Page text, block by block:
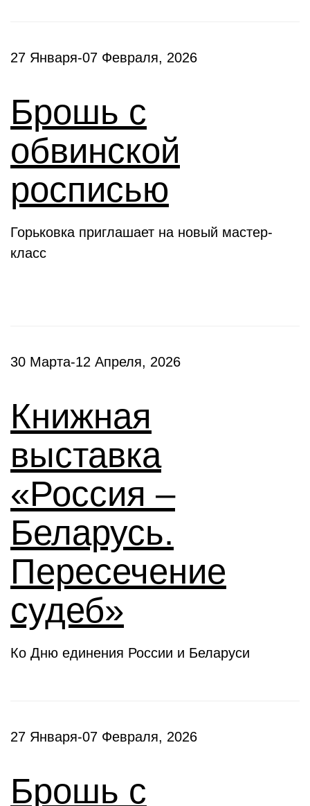
27 Января-07 Февраля, 2026
Брошь с
обвинской
росписью
Горьковка приглашает на новый мастер-
класс
30 Марта-12 Апреля, 2026
Книжная
выставка
«Россия –
Беларусь.
Пересечение
судеб»
Ко Дню единения России и Беларуси
27 Января-07 Февраля, 2026
Брошь с